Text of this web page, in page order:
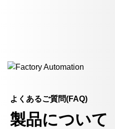
よくあるご質問(FAQ)
製品について